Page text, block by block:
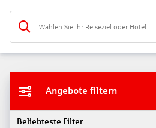
Wählen Sie Ihr Reiseziel oder Hotel
Angebote filtern
Beliebteste Filter